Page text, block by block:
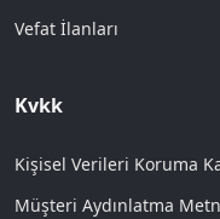
Vefat İlanları
Kvkk
Kişisel Verileri Koruma
Müşteri Aydınlatma